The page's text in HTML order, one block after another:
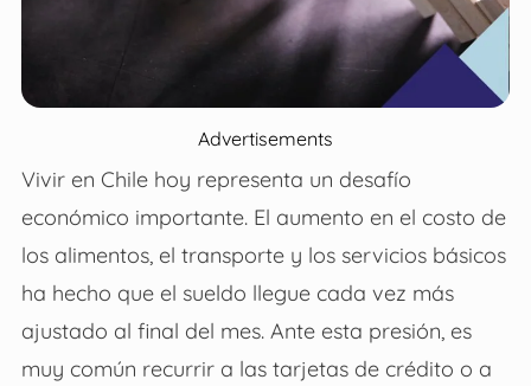
Advertisements
Vivir en Chile hoy representa un desafío
económico importante. El aumento en el costo de
los alimentos, el transporte y los servicios básicos
ha hecho que el sueldo llegue cada vez más
ajustado al final del mes. Ante esta presión, es
muy común recurrir a las tarjetas de crédito o a